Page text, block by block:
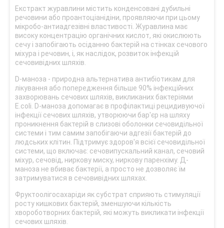
Екстракт журавлини містить конденсовані дубильні
речовини або проантоціанідіни, проявляючи при цьому
мікробо-антиадгезівні властивості. Журавлина має
високу концентрацію органічних кислот, які окислюють
сечу і запобігають осіданню бактерій на стінках сечового
міхура і речовин, і, як наслідок, розвиток інфекцій
сечовивідних шляхів.
D-маноза - природна альтернатива антибіотикам для
лікування або попередження більше 90% інфекційних
захворювань сечових шляхів, викликаних бактеріями
E.coli. D-маноза допомагає в профілактиці рецидивуючої
інфекції сечових шляхів, утворюючи бар'єр на шляху
проникнення бактерій в слизові оболонки сечовидільної
системи і тим самим запобігаючи адгезії бактерій до
людських клітин. Підтримує здоров'я всієї сечовидільної
системи, що включає: сечовипускальний канал, сечовий
міхур, сечовід, ниркову миску, ниркову паренхіму. Д-
маноза не вбиває бактерії, а просто не дозволяє їм
затримуватися в сечовивідних шляхах.
Фруктоолігосахаріди як субстрат сприяють стимуляції
росту кишкових бактерій, зменшуючи кількість
хвороботворних бактерій, які можуть викликати інфекції
сечових шляхів.